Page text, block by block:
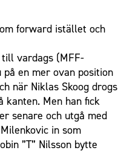
forward istället och
till vardags (MFF-
en mer ovan position
när Niklas Skoog drogs
kanten. Men han fick
senare och utgå med
in som
”T” Nilsson bytte